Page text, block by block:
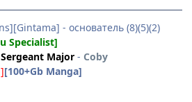
- основатель (8)(5)(2)
Specialist]
Sergeant Major - Coby
[100+Gb Manga]